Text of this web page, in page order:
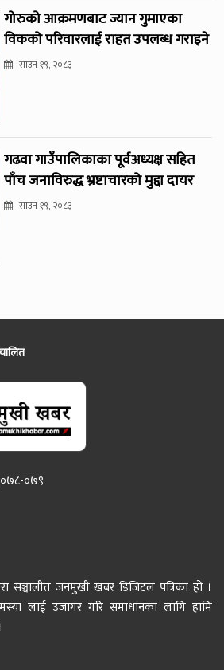
गोरुको आक्रमणबाट ज्यान गुमाएका
विकको परिवारलाई राहत उपलब्ध गराइने
साउन १९, २०८३
गढवा गाउँपालिकाका पूर्वअध्यक्ष सहित
पाँच जनाविरुद्ध भ्रष्टाचारको मुद्दा दायर
साउन १९, २०८३
०७८-०७९
सञ्चालीत जनमुखी खबर डिजिटल पत्रिका हो ।
लाई उजागर गरि समाधानका लागि हामि